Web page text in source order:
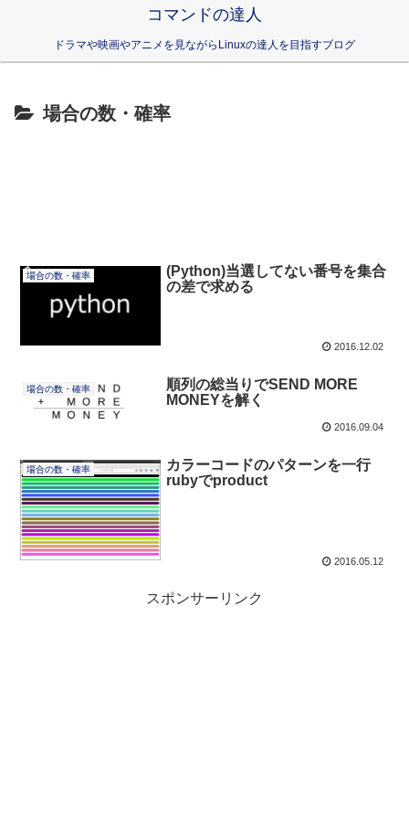
コマンドの達人
ドラマや映画やアニメを見ながらLinuxの達人を目指すブログ
場合の数・確率
場合の数・確率
(Python)当選してない番号を集合
の差で求める
2016.12.02
場合の数・確率
順列の総当りでSEND MORE
MONEYを解く
2016.09.04
場合の数・確率
カラーコードのパターンを一行
rubyでproduct
2016.05.12
スポンサーリンク